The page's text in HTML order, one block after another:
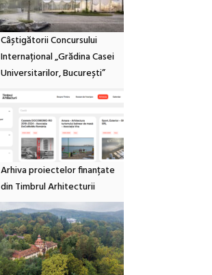
Câștigătorii Concursului
Internațional „Grădina Casei
Universitarilor, București”
Arhiva proiectelor finanțate
din Timbrul Arhitecturii